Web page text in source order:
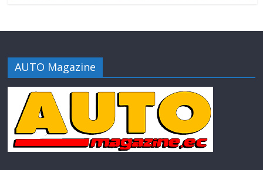
AUTO Magazine